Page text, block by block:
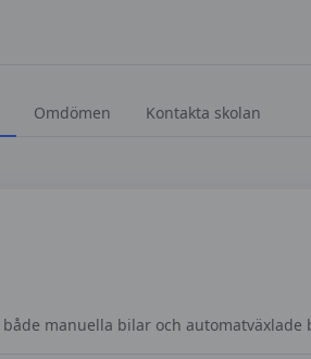
Omdömen Kontakta skolan
manuella bilar och automatväxlade